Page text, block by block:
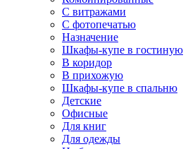
С витражами
С фотопечатью
Назначение
Шкафы-купе в гостиную
В коридор
В прихожую
Шкафы-купе в спальню
Детские
Офисные
Для книг
Для одежды